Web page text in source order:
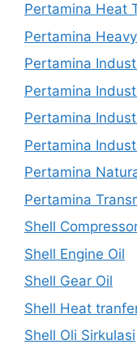
Pertamina Heat
Pertamina
Pertamina
Pertamina
Pertamina
Pertamina
Pertamina
Pertamina
Shell
Shell Engine Oil
Shell Gear Oil
Shell Heat
Shell Oli Sirkulasi